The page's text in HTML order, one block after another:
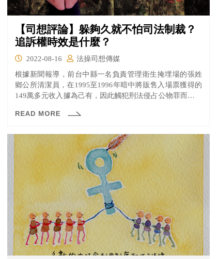
【司想評論】躲夠久就不怕司法制裁？
追訴權時效是什麼？
2022-08-16
法操司想傳媒
根據新聞報導，前台中縣一名負責管理衛生掩埋場的張姓
鄉公所清潔員，在1995至1996年暗中將販售入場票獲得的
149萬多元收入據為己有，因此觸犯刑法侵占公物罪而被法
25年。由於追訴權時效消滅，最後台中地院也只能做出免
呢？一起來看看法操的分析。
READ MORE